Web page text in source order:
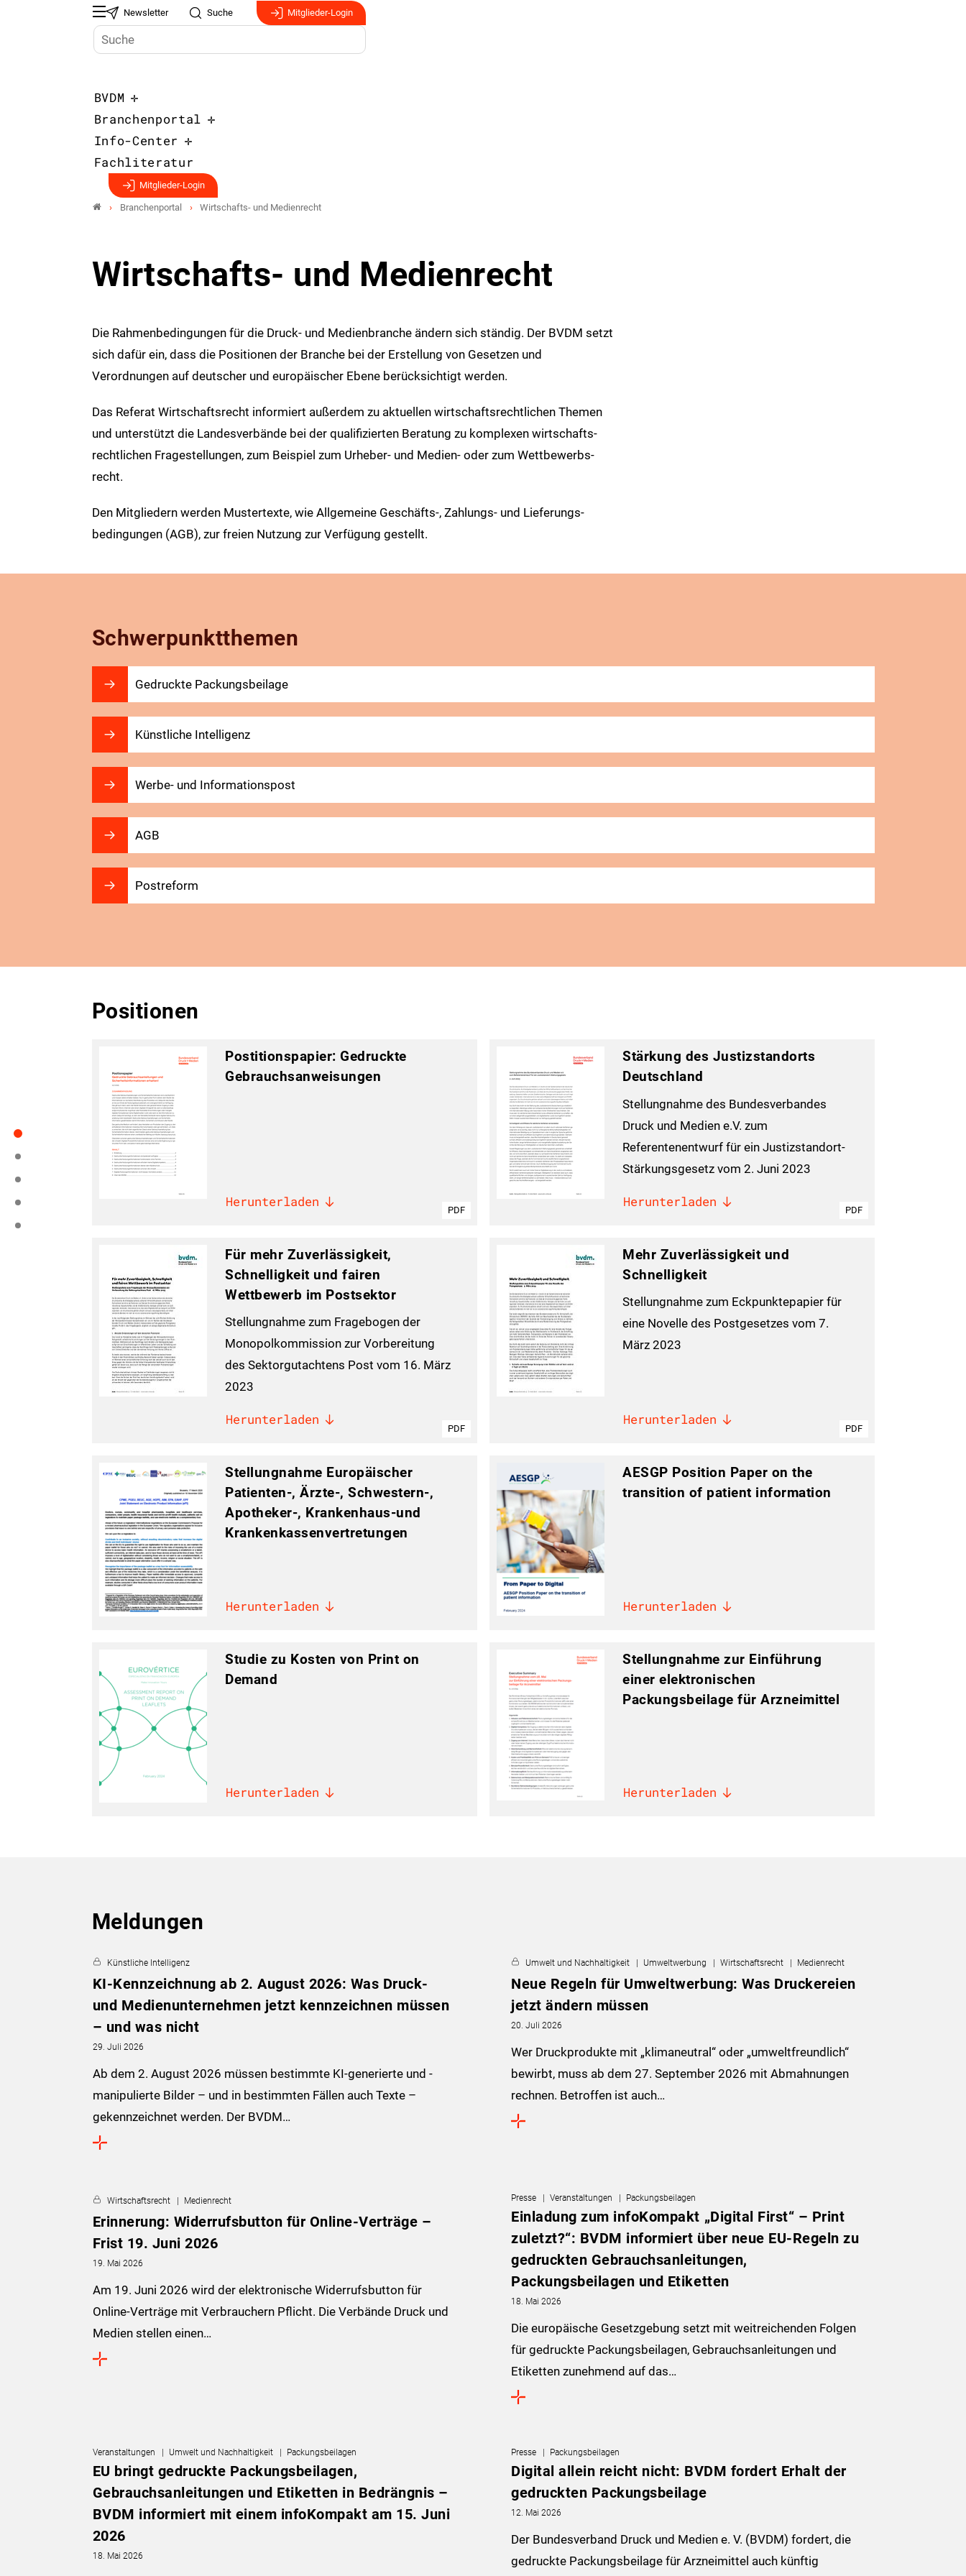
Newsletter Suche Mitglieder-Login
BVDM
Branchenportal
Info-Center
Fachliteratur
Mitglieder-Login
Branchenportal Wirtschafts- und Medienrecht
Wirtschafts- und Medienrecht
Die Rahmen­bedingungen für die Druck- und Medien­branche ändern sich ständig. Der BVDM setzt
sich dafür ein, dass die Positionen der Branche bei der Erstellung von Gesetzen und
Verordnungen auf deutscher und europäischer Ebene berücksichtigt werden.
Das Referat Wirtschafts­recht informiert außerdem zu aktuellen wirtschafts­rechtlichen Themen
und unterstützt die Landes­verbände bei der qualifizierten Beratung zu komplexen wirtschafts­
rechtlichen Frage­stellungen, zum Beispiel zum Urheber- und Medien- oder zum Wettbewerbs­
recht.
Den Mitgliedern werden Muster­texte, wie Allgemeine Geschäfts-, Zahlungs- und Lieferungs­­
bedingungen (AGB), zur freien Nutzung zur Verfügung gestellt.
Schwerpunktthemen
Gedruckte Packungsbeilage
Künstliche Intelligenz
Werbe- und Informationspost
AGB
Postreform
Positionen
Postitionspapier: Gedruckte
Gebrauchsanweisungen
Herunterladen
PDF
Stärkung des Justizstandorts
Deutschland
Stellungnahme des Bundesverbandes
Druck und Medien e.V. zum
Referentenentwurf für ein Justizstandort-
Stärkungsgesetz vom 2. Juni 2023
Herunterladen
PDF
Für mehr Zuverlässigkeit,
Schnelligkeit und fairen
Wettbewerb im Postsektor
Stellungnahme zum Fragebogen der
Monopolkommission zur Vorbereitung
des Sektorgutachtens Post vom 16. März
2023
Herunterladen
PDF
Mehr Zuverlässigkeit und
Schnelligkeit
Stellungnahme zum Eckpunktepapier für
eine Novelle des Postgesetzes vom 7.
März 2023
Herunterladen
PDF
Stellungnahme Europäischer
Patienten-, Ärzte-, Schwestern-,
Apotheker-, Krankenhaus-und
Krankenkassenvertretungen
Herunterladen
AESGP Position Paper on the
transition of patient information
Herunterladen
Studie zu Kosten von Print on
Demand
Herunterladen
Stellungnahme zur Einführung
einer elektronischen
Packungsbeilage für Arzneimittel
Herunterladen
Meldungen
Künstliche Intelligenz
KI-Kennzeichnung ab 2. August 2026: Was Druck-
und Medienunternehmen jetzt kennzeichnen müssen
– und was nicht
29. Juli 2026
Ab dem 2. August 2026 müssen bestimmte KI-generierte und -
manipulierte Bilder – und in bestimmten Fällen auch Texte –
gekennzeichnet werden. Der BVDM…
Umwelt und Nachhaltigkeit Umweltwerbung Wirtschaftsrecht Medienrecht
Neue Regeln für Umweltwerbung: Was Druckereien
jetzt ändern müssen
20. Juli 2026
Wer Druckprodukte mit „klimaneutral“ oder „umweltfreundlich“
bewirbt, muss ab dem 27. September 2026 mit Abmahnungen
rechnen. Betroffen ist auch…
Wirtschaftsrecht Medienrecht
Erinnerung: Widerrufsbutton für Online-Verträge –
Frist 19. Juni 2026
19. Mai 2026
Am 19. Juni 2026 wird der elektronische Widerrufsbutton für
Online-Verträge mit Verbrauchern Pflicht. Die Verbände Druck und
Medien stellen einen…
Presse Veranstaltungen Packungsbeilagen
Einladung zum infoKompakt „Digital First“ – Print
zuletzt?“: BVDM informiert über neue EU-Regeln zu
gedruckten Gebrauchsanleitungen,
Packungsbeilagen und Etiketten
18. Mai 2026
Die europäische Gesetzgebung setzt mit weitreichenden Folgen
für gedruckte Packungsbeilagen, Gebrauchsanleitungen und
Etiketten zunehmend auf das…
Veranstaltungen Umwelt und Nachhaltigkeit Packungsbeilagen
EU bringt gedruckte Packungsbeilagen,
Gebrauchsanleitungen und Etiketten in Bedrängnis –
BVDM informiert mit einem infoKompakt am 15. Juni
2026
18. Mai 2026
Presse Packungsbeilagen
Digital allein reicht nicht: BVDM fordert Erhalt der
gedruckten Packungsbeilage
12. Mai 2026
Der Bundesverband Druck und Medien e. V. (BVDM) fordert, die
gedruckte Packungsbeilage für Arzneimittel auch künftig